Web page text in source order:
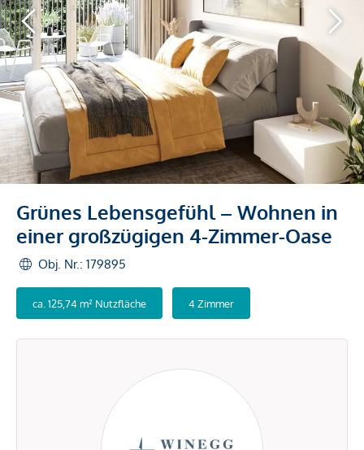
Grünes Lebensgefühl – Wohnen in
einer großzügigen 4-Zimmer-Oase
Obj. Nr.: 179895
ca. 125,74 m² Nutzfläche 4 Zimmer